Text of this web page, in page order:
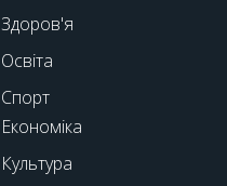
Здоров'я
Освіта
Спорт
Економіка
Культура